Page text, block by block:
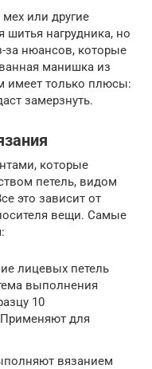
или другие
шитья нагрудника, но
за нюансов, которые
манишка из
имеет только плюсы:
замерзнуть.
которые
петель, видом
это зависит от
вещи. Самые
лицевых петель
выполнения
10
для
вязанием